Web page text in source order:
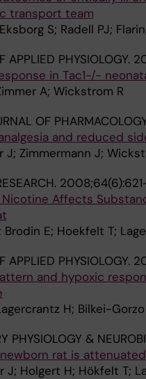
transport team
S; Radell PJ;
APPLIED PHYSIOLOGY.
in Tac1-/-
A; Wickstrom R
OF
and reduced
J; Zimmermann J;
Affects
Brodin E; Hoekfelt T;
APPLIED PHYSIOLOGY.
and hypoxic
H; Bilkei-
PHYSIOLOGY &
rat is
J; Holgert H; Hökfelt T;